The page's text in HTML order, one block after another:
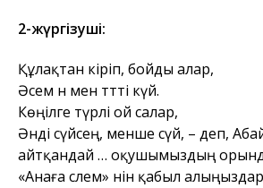
2-жүргізуші:
Құлақтан кіріп, бойды алар,
Әсем ән мен тәтті күй.
Көңілге түрлі ой салар,
Әнді сүйсең, менше сүй, – деп,
айтқандай … оқушымыздың
«Анаға сәлем» әнін қабыл